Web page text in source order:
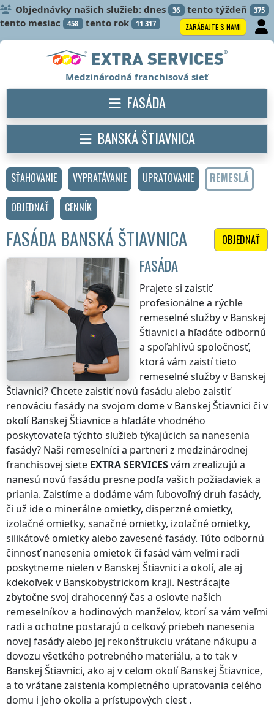
Objednávky našich služieb: dnes 36 tento týždeň 375
tento mesiac 458 tento rok 11 317 ZARÁBAJTE S NAMI
SŤAHOVANIE VYPRATÁVANIE UPRATOVANIE
REMESLÁ
OBJEDNAŤ
CENNÍK
OBJEDNAŤ
FASÁDA BANSKÁ ŠTIAVNICA
FASÁDA
Prajete si zaistiť
profesionálne a rýchle
remeselné službyv Banskej
Štiavnici a hľadáte odbornú
a spoľahlivú spoločnosť,
ktorá vám zaistí tieto
remeselné službyv Banskej
Štiavnici? Chcete zaistiť novú fasádu alebo zaistiť
renováciu fasády na svojom domev Banskej Štiavnici či v
okolíBanskej Štiavnicea hľadáte vhodného
poskytovateľa týchto služieb týkajúcich sa nanesenia
fasády? Naši remeselníci a partneri z medzinárodnej
franchisovej siete EXTRA SERVICESvám zrealizujú a
nanesú novú fasádu presne podľa vašich požiadaviek a
priania. Zaistíme a dodáme vám ľubovoľný druh fasády,
či už ide o minerálne omietky, disperzné omietky,
izolačné omietky, sanačné omietky, izolačné omietky,
silikátové omietky alebo zavesené fasády. Túto odbornú
činnosť nanesenia omietok či fasád vám veľmi radi
poskytneme nielen v Banskej Štiavnici a okolí, ale aj
kdekoľvekv Banskobystrickom kraji. Nestrácajte
zbytočne svoj drahocenný čas a oslovte našich
remeselníkov a hodinových manželov, ktorí sa vám veľmi
radi a ochotne postarajú o celkový priebeh nanesenia
novej fasády alebo jej rekonštrukciu vrátane nákupu a
dovozu všetkého potrebného materiálu, a to takv
Banskej Štiavnici, ako aj v celom okolíBanskej Štiavnice,
a to vrátane zaistenia kompletného upratovania celého
domu i jeho okolia a prístupových ciest .
Medzinárodná franchisová sieť
FASÁDA
BANSKÁ ŠTIAVNICA